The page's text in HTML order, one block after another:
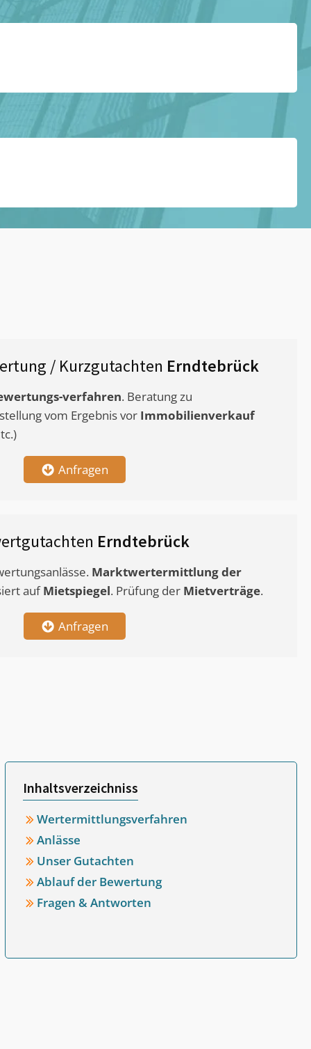
/ Kurzgutachten Erndtebrück
verfahren. Beratung zu
vom Ergebnis vor Immobilienverkauf
Anfragen
Erndtebrück
Marktwertermittlungder
aufMietspiegel. Prüfung der Mietverträge.
Anfragen
Inhaltsverzeichniss
Wertermittlungsverfahren
Anlässe
Unser Gutachten
Ablauf der Bewertung
Fragen & Antworten